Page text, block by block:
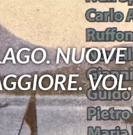
NUOVE
VOL.